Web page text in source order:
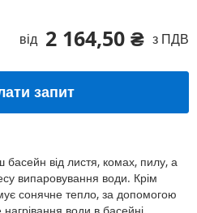
2 164,50 ₴ з ПДВ
від
запит
басейн від листя, комах, пилу, а
випаровування води. Крім
сонячне тепло, за допомогою